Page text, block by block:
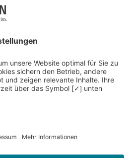
Podcast
Kontakt
Datenschutz
Newsletter